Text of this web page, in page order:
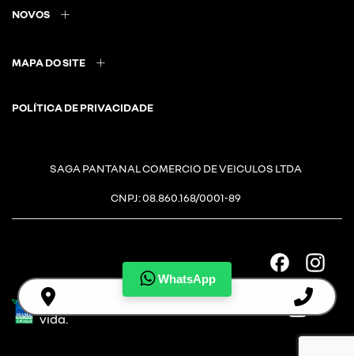
WhatsApp
NOVOS
MAPA DO SITE
POLÍTICA DE PRIVACIDADE
SAGA PANTANAL COMERCIO DE VEICULOS LTDA
CNPJ: 08.860.168/0001-89
Desacelere. Seu bem maior é a
vida.